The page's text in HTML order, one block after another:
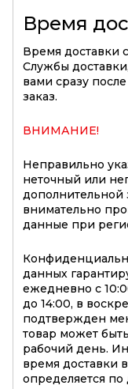
Время
Время доставки
Службы
вами сразу
заказ.
ВНИМАНИЕ!
Неправильно
неточный или
дополнительной
внимательно
данные при
данных
ежедневно с
до 14:00, в
подтвержден
товар может
рабочий день.
время доставки
определяется по